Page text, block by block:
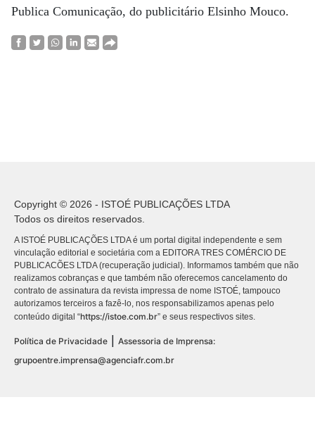
Publica Comunicação, do publicitário Elsinho Mouco.
Copyright © 2026 - ISTOÉ PUBLICAÇÕES LTDA
Todos os direitos reservados.
A ISTOÉ PUBLICAÇÕES LTDA é um portal digital independente e sem
vinculação editorial e societária com a EDITORA TRES COMÉRCIO DE
PUBLICACÕES LTDA (recuperação judicial). Informamos também que não
realizamos cobranças e que também não oferecemos cancelamento do
contrato de assinatura da revista impressa de nome ISTOÉ, tampouco
autorizamos terceiros a fazê-lo, nos responsabilizamos apenas pelo
conteúdo digital “https://istoe.com.br” e seus respectivos sites.
Política de Privacidade
Assessoria de Imprensa:
grupoentre.imprensa@agenciafr.com.br